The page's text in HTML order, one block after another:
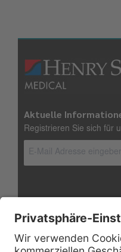
Aktuelle
Registrieren Sie sich für
Henry Schein Medical